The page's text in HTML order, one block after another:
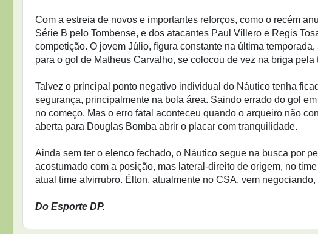
Com a estreia de novos e importantes reforços, como o recém
Série B pelo Tombense, e dos atacantes Paul Villero e Regis
competição. O jovem Júlio, figura constante na última
para o gol de Matheus Carvalho, se colocou de vez na briga
Talvez o principal ponto negativo individual do Náutico tenha
segurança, principalmente na bola área. Saindo errado do gol
no começo. Mas o erro fatal aconteceu quando o arqueiro não
aberta para Douglas Bomba abrir o placar com tranquilidade.
Ainda sem ter o elenco fechado, o Náutico segue na busca por
acostumado com a posição, mas lateral-direito de origem, no
atual time alvirrubro. Élton, atualmente no CSA, vem
Do Esporte DP.